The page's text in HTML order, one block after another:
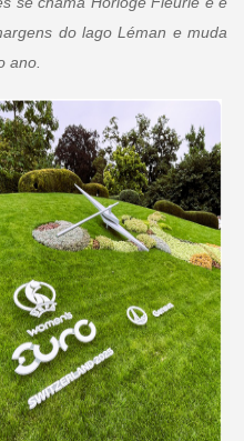
do lago Léman e muda
ano.